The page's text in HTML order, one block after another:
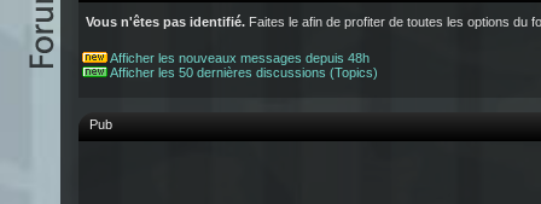
Vous n'êtes pas identifié. Faites le afin de profiter de toutes les options du
Afficher les nouveaux messages depuis 48h
Afficher les 50 dernières discussions (Topics)
Pub